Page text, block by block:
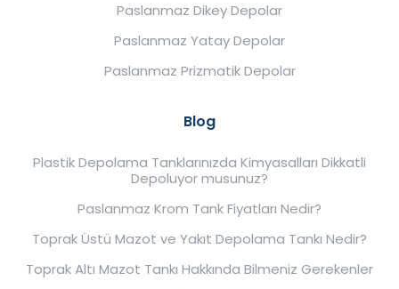
Paslanmaz Dikey Depolar
Paslanmaz Yatay Depolar
Paslanmaz Prizmatik Depolar
Blog
Plastik Depolama Tanklarınızda Kimyasalları Dikkatli
Depoluyor musunuz?
Paslanmaz Krom Tank Fiyatları Nedir?
Toprak Üstü Mazot ve Yakıt Depolama Tankı Nedir?
Toprak Altı Mazot Tankı Hakkında Bilmeniz Gerekenler